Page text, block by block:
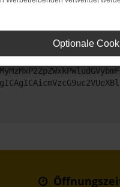
uns bitte. Wir werden
Optionale